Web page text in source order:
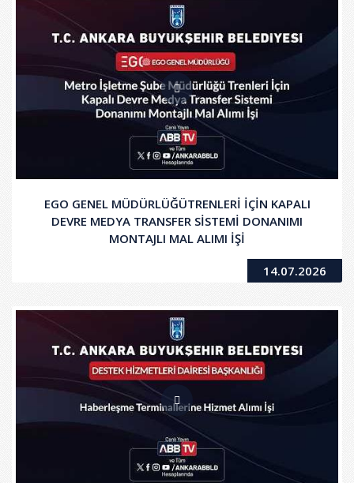
EGO GENEL MÜDÜRLÜĞÜTRENLERİ İÇİN KAPALI
DEVRE MEDYA TRANSFER SİSTEMİ DONANIMI
MONTAJLI MAL ALIMI İŞİ
14.07.2026